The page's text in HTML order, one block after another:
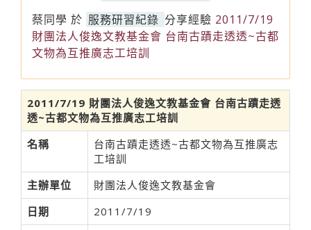
蔡同學 於 服務研習紀錄 分享經驗 2011/7/19
財團法人俊逸文教基金會 台南古蹟走透透~古都
文物為互推廣志工培訓
2011/7/19 財團法人俊逸文教基金會 台南古蹟走透
透~古都文物為互推廣志工培訓
名稱
台南古蹟走透透~古都文物為互推廣志
工培訓
主辦單位
財團法人俊逸文教基金會
日期
2011/7/19